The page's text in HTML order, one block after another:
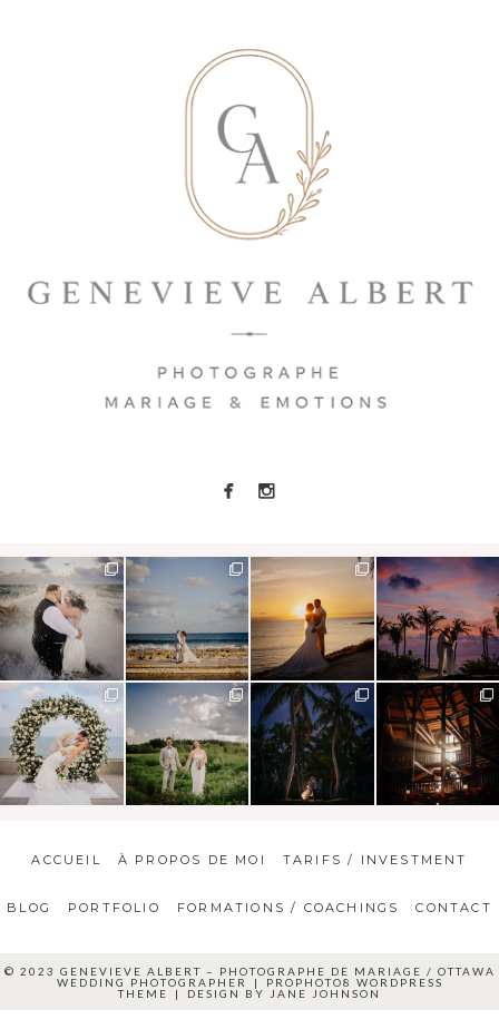
ACCUEIL À PROPOS DE MOI TARIFS / INVESTMENT
BLOG PORTFOLIO FORMATIONS / COACHINGS CONTACT
© 2023 GENEVIEVE ALBERT – PHOTOGRAPHE DE MARIAGE / OTTAWA
WEDDING PHOTOGRAPHER
|
PROPHOTO8 WORDPRESS
THEME
| DESIGN BY JANE JOHNSON